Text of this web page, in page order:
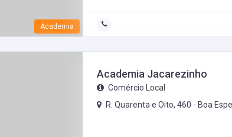
Academia
Academia Jacarezinho
Comércio Local
R. Quarenta e Oito, 460 - Boa